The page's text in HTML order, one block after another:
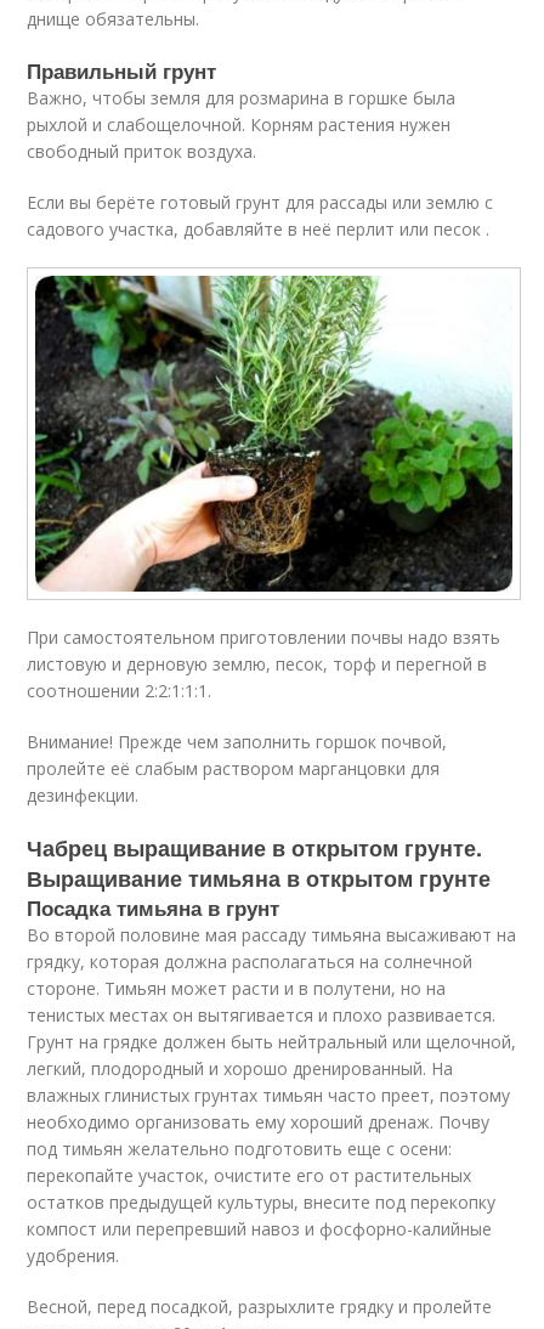
днище обязательны.
Правильный грунт
Важно, чтобы земля для розмарина в горшке была
рыхлой и слабощелочной. Корням растения нужен
свободный приток воздуха.
Если вы берёте готовый грунт для рассады или землю с
садового участка, добавляйте в неё перлит или песок .
При самостоятельном приготовлении почвы надо взять
листовую и дерновую землю, песок, торф и перегной в
соотношении 2:2:1:1:1.
Внимание! Прежде чем заполнить горшок почвой,
пролейте её слабым раствором марганцовки для
дезинфекции.
Чабрец выращивание в открытом грунте.
Выращивание тимьяна в открытом грунте
Посадка тимьяна в грунт
Во второй половине мая рассаду тимьяна высаживают на
грядку, которая должна располагаться на солнечной
стороне. Тимьян может расти и в полутени, но на
тенистых местах он вытягивается и плохо развивается.
Грунт на грядке должен быть нейтральный или щелочной,
легкий, плодородный и хорошо дренированный. На
влажных глинистых грунтах тимьян часто преет, поэтому
необходимо организовать ему хороший дренаж. Почву
под тимьян желательно подготовить еще с осени:
перекопайте участок, очистите его от растительных
остатков предыдущей культуры, внесите под перекопку
компост или перепревший навоз и фосфорно-калийные
удобрения.
Весной, перед посадкой, разрыхлите грядку и пролейте